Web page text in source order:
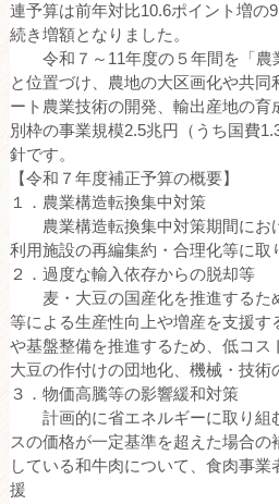
連予算は前年対比10.6ポイント増の
続き増額となりました。
令和７～11年度の５年間を「農
と位置づけ、農地の大区画化や共
ート農業技術の開発、輸出産地の育
別枠の事業規模2.5兆円（うち国費
針です。
【令和７年度補正予算の概要】
１．農業構造転換集中対策
農業構造転換集中対策期間にお
利用施設の再編集約・合理化等に取
２．過度な輸入依存からの脱却等
麦・大豆の国産化を推進するた
等による生産性向上や増産を支援す
や基盤整備を推進するため、低コス
大豆の作付けの団地化、機械・技術
３．物価高騰等の影響緩和対策
計画的に省エネルギーに取り組
スの価格が一定基準を超えた場合
している和牛肉について、食肉事
援